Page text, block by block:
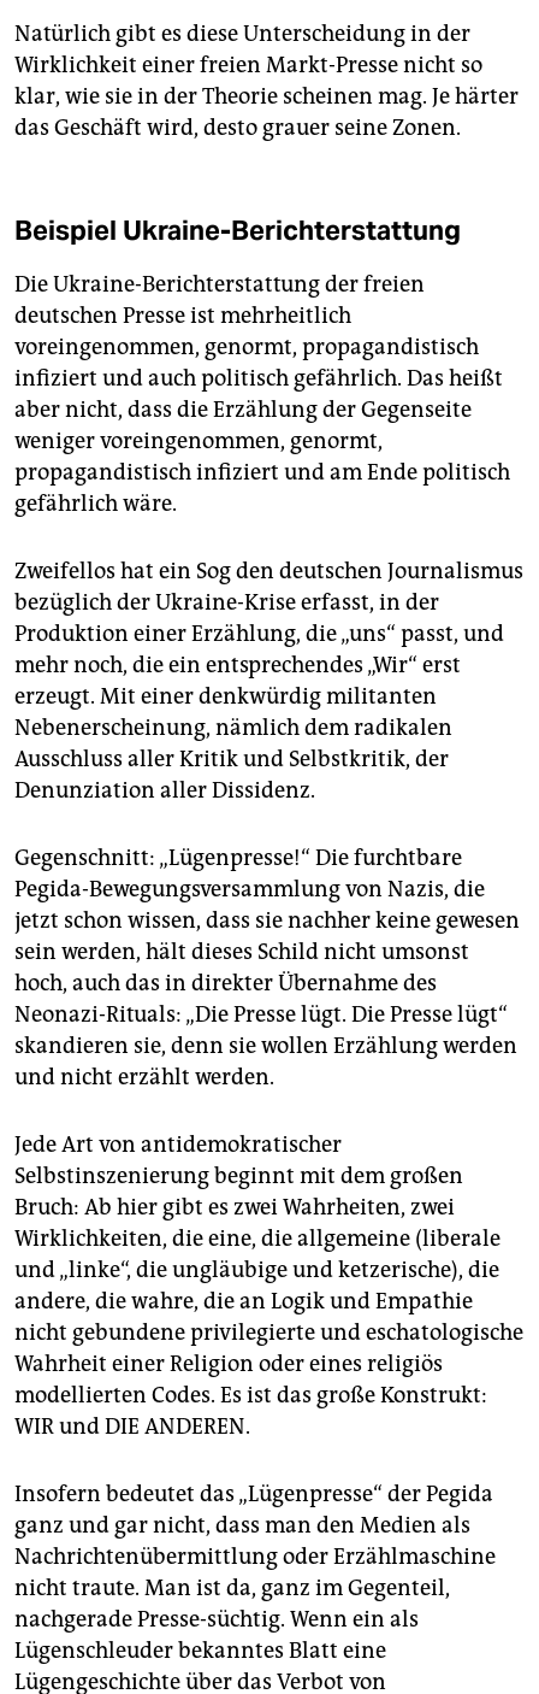
Natürlich gibt es diese Unterscheidung in der
Wirklichkeit einer freien Markt-Presse nicht so
klar, wie sie in der Theorie scheinen mag. Je härter
das Geschäft wird, desto grauer seine Zonen.
Beispiel Ukraine-Berichterstattung
Die Ukraine-Berichterstattung der freien
deutschen Presse ist mehrheitlich
voreingenommen, genormt, propagandistisch
infiziert und auch politisch gefährlich. Das heißt
aber nicht, dass die Erzählung der Gegenseite
weniger voreingenommen, genormt,
propagandistisch infiziert und am Ende politisch
gefährlich wäre.
Zweifellos hat ein Sog den deutschen Journalismus
bezüglich der Ukraine-Krise erfasst, in der
Produktion einer Erzählung, die „uns“ passt, und
mehr noch, die ein entsprechendes „Wir“ erst
erzeugt. Mit einer denkwürdig militanten
Nebenerscheinung, nämlich dem radikalen
Ausschluss aller Kritik und Selbstkritik, der
Denunziation aller Dissidenz.
Gegenschnitt: „Lügenpresse!“ Die furchtbare
Pegida-Bewegungsversammlung von Nazis, die
jetzt schon wissen, dass sie nachher keine gewesen
sein werden, hält dieses Schild nicht umsonst
hoch, auch das in direkter Übernahme des
Neonazi-Rituals: „Die Presse lügt. Die Presse lügt“
skandieren sie, denn sie wollen Erzählung werden
und nicht erzählt werden.
Jede Art von antidemokratischer
Selbstinszenierung beginnt mit dem großen
Bruch: Ab hier gibt es zwei Wahrheiten, zwei
Wirklichkeiten, die eine, die allgemeine (liberale
und „linke“, die ungläubige und ketzerische), die
andere, die wahre, die an Logik und Empathie
nicht gebundene privilegierte und eschatologische
Wahrheit einer Religion oder eines religiös
modellierten Codes. Es ist das große Konstrukt:
WIR und DIE ANDEREN.
Insofern bedeutet das „Lügenpresse“ der Pegida
ganz und gar nicht, dass man den Medien als
Nachrichtenübermittlung oder Erzählmaschine
nicht traute. Man ist da, ganz im Gegenteil,
nachgerade Presse-süchtig. Wenn ein als
Lügenschleuder bekanntes Blatt eine
Lügengeschichte über das Verbot von